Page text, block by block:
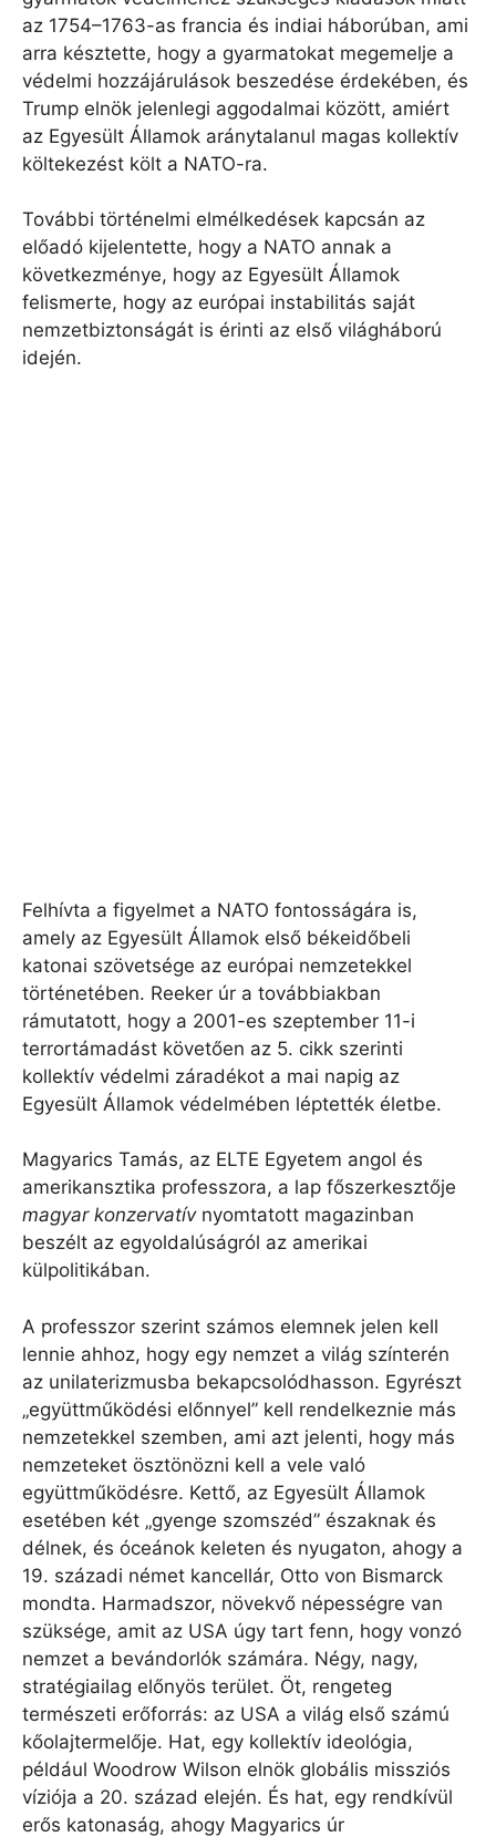
az 1754–1763-as francia és indiai háborúban, ami
arra késztette, hogy a gyarmatokat megemelje a
védelmi hozzájárulások beszedése érdekében, és
Trump elnök jelenlegi aggodalmai között, amiért
az Egyesült Államok aránytalanul magas kollektív
költekezést költ a NATO-ra.
További történelmi elmélkedések kapcsán az
előadó kijelentette, hogy a NATO annak a
következménye, hogy az Egyesült Államok
felismerte, hogy az európai instabilitás saját
nemzetbiztonságát is érinti az első világháború
idején.
Felhívta a figyelmet a NATO fontosságára is,
amely az Egyesült Államok első békeidőbeli
katonai szövetsége az európai nemzetekkel
történetében. Reeker úr a továbbiakban
rámutatott, hogy a 2001-es szeptember 11-i
terrortámadást követően az 5. cikk szerinti
kollektív védelmi záradékot a mai napig az
Egyesült Államok védelmében léptették életbe.
Magyarics Tamás, az ELTE Egyetem angol és
amerikansztika professzora, a lap főszerkesztője
magyar konzervatívnyomtatott magazinban
beszélt az egyoldalúságról az amerikai
külpolitikában.
A professzor szerint számos elemnek jelen kell
lennie ahhoz, hogy egy nemzet a világ színterén
az unilaterizmusba bekapcsolódhasson. Egyrészt
„együttműködési előnnyel” kell rendelkeznie más
nemzetekkel szemben, ami azt jelenti, hogy más
nemzeteket ösztönözni kell a vele való
együttműködésre. Kettő, az Egyesült Államok
esetében két „gyenge szomszéd” északnak és
délnek, és óceánok keleten és nyugaton, ahogy a
19. századi német kancellár, Otto von Bismarck
mondta. Harmadszor, növekvő népességre van
szüksége, amit az USA úgy tart fenn, hogy vonzó
nemzet a bevándorlók számára. Négy, nagy,
stratégiailag előnyös terület. Öt, rengeteg
természeti erőforrás: az USA a világ első számú
kőolajtermelője. Hat, egy kollektív ideológia,
például Woodrow Wilson elnök globális missziós
víziója a 20. század elején. És hat, egy rendkívül
erős katonaság, ahogy Magyarics úr